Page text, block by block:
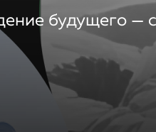
будущего —